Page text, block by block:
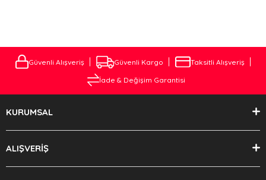
Güvenli Alışveriş Güvenli Kargo
Taksitli Alışveriş
İade & Değişim Garantisi
KURUMSAL
ALIŞVERİŞ